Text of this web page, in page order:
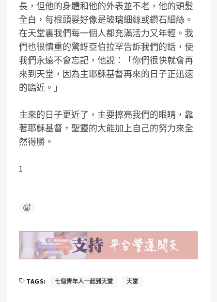
長，但他的身體和他的外表並不老，他的頭髮
全白，每根頭髮好像是玻璃細絲或鑽石細絲。
在天堂裏我們每一個人都充滿活力又年輕。我
們也很慎重的驚訝亞伯拉罕告訴我們的話，使
我們永遠不會忘記，他說：「你們很快就會再
來到天堂，因為主耶穌基督再來的日子正迅速
的臨近。」
主來的日子更近了，主要擦亮我們的眼睛，靠
著耶穌基督，聖靈的大能加上自己的努力來全
然得勝。
1
TAGS: 七個青年人一起到天堂 天堂